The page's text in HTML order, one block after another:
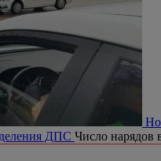
ДПС Число нарядов